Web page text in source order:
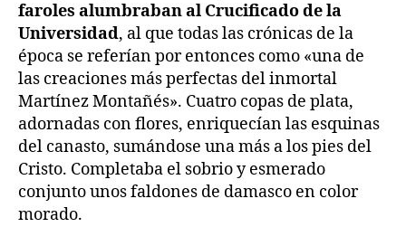
faroles alumbraban al Crucificado de la
Universidad, al que todas las crónicas de la
época se referían por entonces como «una de
las creaciones más perfectas del inmortal
Martínez Montañés». Cuatro copas de plata,
adornadas con flores, enriquecían las esquinas
del canasto, sumándose una más a los pies del
Cristo. Completaba el sobrio y esmerado
conjunto unos faldones de damasco en color
morado.